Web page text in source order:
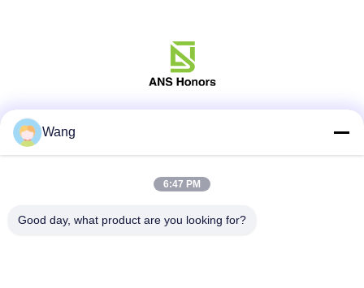
Wang
6:47 PM
Good day, what product are you looking for?